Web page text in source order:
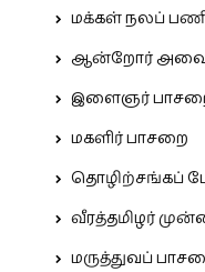
மக்கள் நலப்
ஆன்றோர்
இளைஞர்
மகளிர் பாசறை
தொழிற்சங்கப்
வீரத்தமிழர்
மருத்துவப்